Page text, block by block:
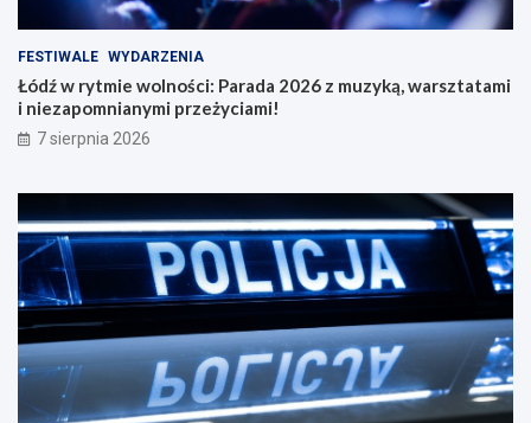
FESTIWALE WYDARZENIA
Łódź w rytmie wolności: Parada 2026 z muzyką, warsztatami
i niezapomnianymi przeżyciami!
7 sierpnia 2026